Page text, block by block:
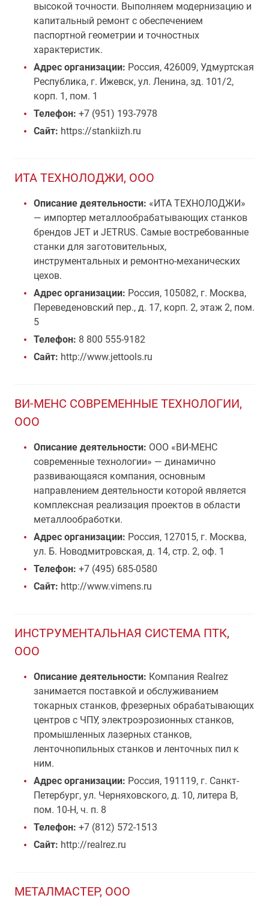
высокой точности. Выполняем модернизацию и
капитальный ремонт с обеспечением
паспортной геометрии и точностных
характеристик.
Адрес организации: Россия, 426009, Удмуртская
Республика, г. Ижевск, ул. Ленина, зд. 101/2,
корп. 1, пом. 1
Телефон: +7 (951) 193-7978
Сайт: https://stankiizh.ru
ИТА ТЕХНОЛОДЖИ, ООО
Описание деятельности: «ИТА ТЕХНОЛОДЖИ»
— импортер металлообрабатывающих станков
брендов JET и JETRUS. Самые востребованные
станки для заготовительных,
инструментальных и ремонтно-механических
цехов.
Адрес организации: Россия, 105082, г. Москва,
Переведеновский пер., д. 17, корп. 2, этаж 2, пом.
5
Телефон: 8 800 555-9182
Сайт: http://www.jettools.ru
ВИ-МЕНС СОВРЕМЕННЫЕ ТЕХНОЛОГИИ,
ООО
Описание деятельности: ООО «ВИ-МЕНС
современные технологии» — динамично
развивающаяся компания, основным
направлением деятельности которой является
комплексная реализация проектов в области
металлообработки.
Адрес организации: Россия, 127015, г. Москва,
ул. Б. Новодмитровская, д. 14, стр. 2, оф. 1
Телефон: +7 (495) 685-0580
Сайт: http://www.vimens.ru
ИНСТРУМЕНТАЛЬНАЯ СИСТЕМА ПТК,
ООО
Описание деятельности: Компания Realrez
занимается поставкой и обслуживанием
токарных станков, фрезерных обрабатывающих
центров с ЧПУ, электроэрозионных станков,
промышленных лазерных станков,
ленточнопильных станков и ленточных пил к
ним.
Адрес организации: Россия, 191119, г. Санкт-
Петербург, ул. Черняховского, д. 10, литера В,
пом. 10-Н, ч. п. 8
Телефон: +7 (812) 572-1513
Сайт: http://realrez.ru
МЕТАЛМАСТЕР, ООО